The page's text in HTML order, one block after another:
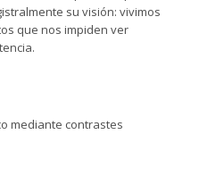
su visión: vivimos
que nos impiden ver
mediante contrastes